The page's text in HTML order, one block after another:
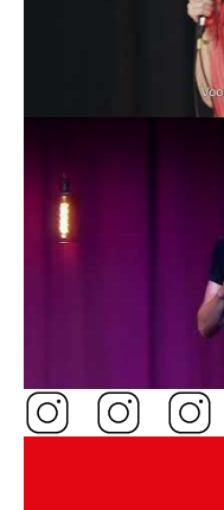
video
URL